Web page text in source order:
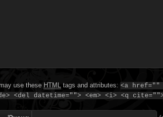
use these HTML tags and attributes: <a
<del datetime=""> <em> <i> <q